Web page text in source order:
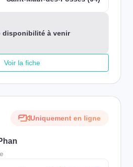
disponibilité à venir
Voir la fiche
Uniquement en ligne